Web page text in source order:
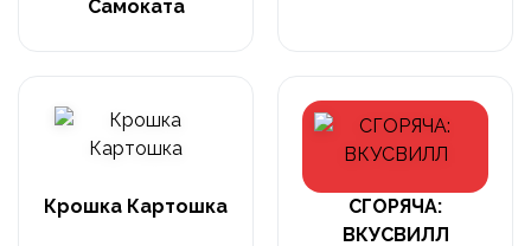
Самоката
Крошка Картошка
СГОРЯЧА:
ВКУСВИЛЛ